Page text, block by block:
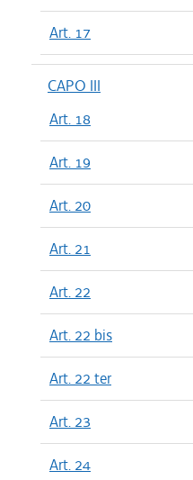
Art. 17
CAPO III
Art. 18
Art. 19
Art. 20
Art. 21
Art. 22
Art. 22 bis
Art. 22 ter
Art. 23
Art. 24